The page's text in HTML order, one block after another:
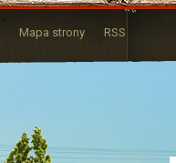
Mapa strony RSS